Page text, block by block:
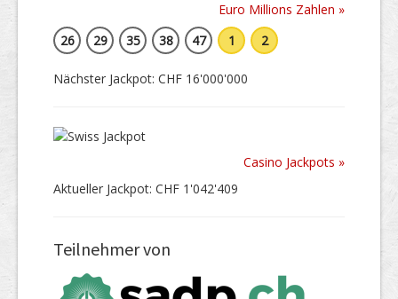
Euro Millions Zahlen »
26
29 35 38 47 1 2
Nächster Jackpot: CHF 16'000'000
Casino Jackpots »
Aktueller Jackpot: CHF 1'042'409
Teilnehmer von